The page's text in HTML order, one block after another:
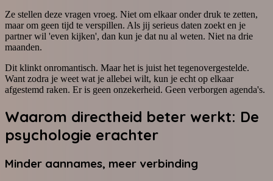
Ze stellen deze vragen vroeg. Niet om elkaar onder druk te zetten,
maar om geen tijd te verspillen. Als jij serieus daten zoekt en je
partner wil 'even kijken', dan kun je dat nu al weten. Niet na drie
maanden.
Dit klinkt onromantisch. Maar het is juist het tegenovergestelde.
Want zodra je weet wat je allebei wilt, kun je echt op elkaar
afgestemd raken. Er is geen onzekerheid. Geen verborgen agenda's.
Waarom directheid beter werkt: De
psychologie erachter
Minder aannames, meer verbinding